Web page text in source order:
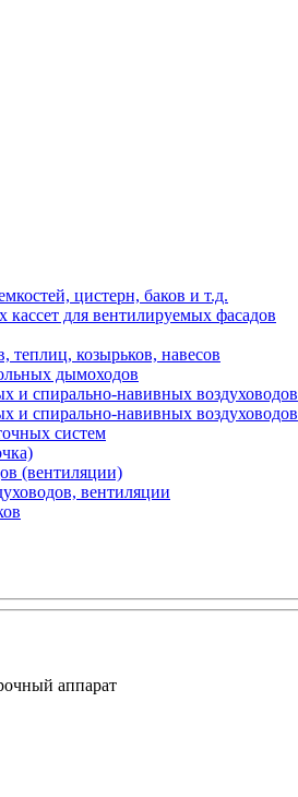
цистерн, баков и т.д.
кассет для вентилируемых фасадов
теплиц, козырьков, навесов
дымоходов
и спирально-навивных воздуховодов
и спирально-навивных воздуховодов
систем
(вентиляции)
вентиляции
аппарат